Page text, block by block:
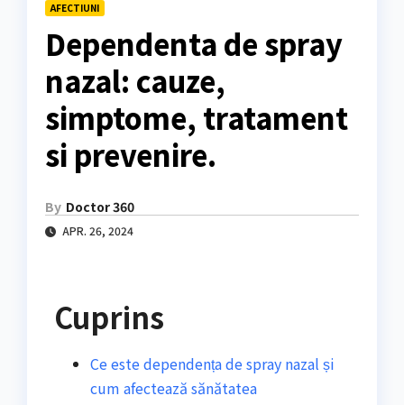
AFECTIUNI
Dependenta de spray
nazal: cauze,
simptome, tratament
si prevenire.
By Doctor 360
APR. 26, 2024
Cuprins
Ce este dependența de spray nazal și
cum afectează sănătatea